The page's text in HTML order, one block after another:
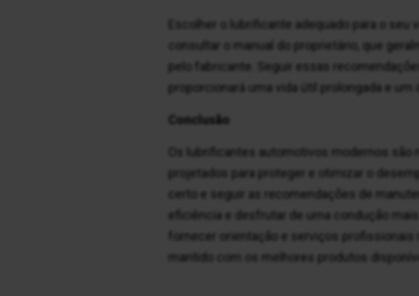
Escolher o lubrificante adequado para o
consultar o manual do proprietário, que
pelo fabricante. Seguir essas
proporcionará uma vida útil prolongada e um
Conclusão
Os lubrificantes automotivos modernos são
projetados para proteger e otimizar o
certo e seguir as recomendações de
eficiência e desfrutar de uma condução
fornecer orientação e serviços
mantido com os melhores produtos